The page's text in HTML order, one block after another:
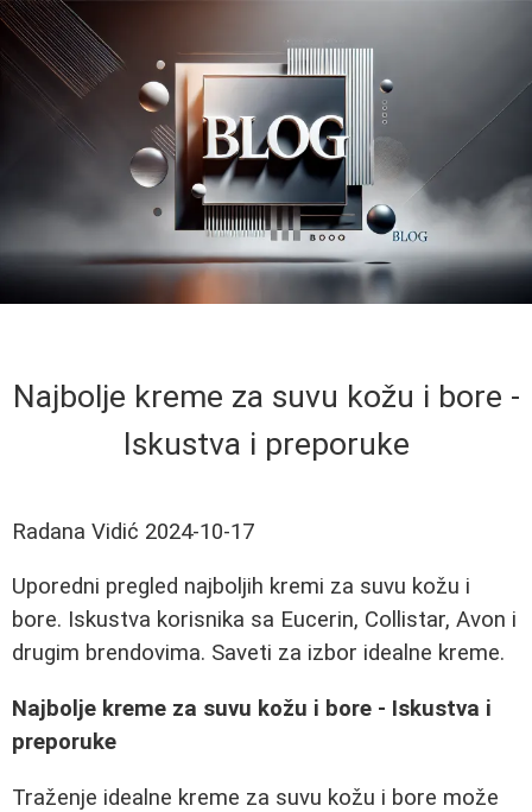
Najbolje kreme za suvu kožu i bore -
Iskustva i preporuke
Radana Vidić 2024-10-17
Uporedni pregled najboljih kremi za suvu kožu i
bore. Iskustva korisnika sa Eucerin, Collistar, Avon i
drugim brendovima. Saveti za izbor idealne kreme.
Najbolje kreme za suvu kožu i bore - Iskustva i
preporuke
Traženje idealne kreme za suvu kožu i bore može